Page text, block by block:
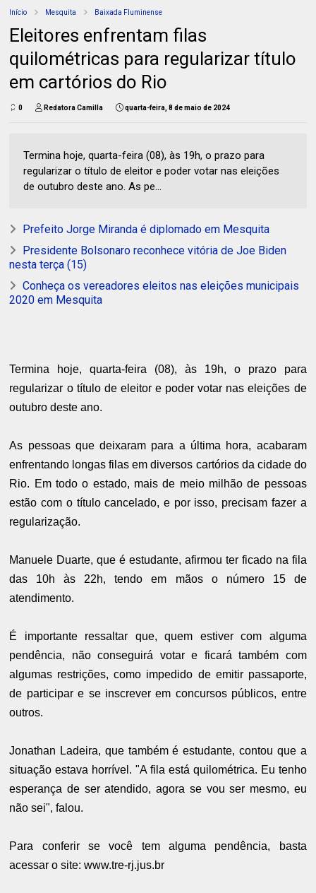
Início Mesquita Baixada Fluminense
Eleitores enfrentam filas
quilométricas para regularizar título
em cartórios do Rio
0 Redatora Camilla quarta-feira, 8 de maio de 2024
Termina hoje, quarta-feira (08), às 19h, o prazo para
regularizar o título de eleitor e poder votar nas eleições
de outubro deste ano. As pe...
Prefeito Jorge Miranda é diplomado em Mesquita
Presidente Bolsonaro reconhece vitória de Joe Biden
nesta terça (15)
Conheça os vereadores eleitos nas eleições municipais
2020 em Mesquita
Termina hoje, quarta-feira (08), às 19h, o prazo para
regularizar o título de eleitor e poder votar nas eleições de
outubro deste ano.
As pessoas que deixaram para a última hora, acabaram
enfrentando longas filas em diversos cartórios da cidade do
Rio. Em todo o estado, mais de meio milhão de pessoas
estão com o título cancelado, e por isso, precisam fazer a
regularização.
Manuele Duarte, que é estudante, afirmou ter ficado na fila
das 10h às 22h, tendo em mãos o número 15 de
atendimento.
É importante ressaltar que, quem estiver com alguma
pendência, não conseguirá votar e ficará também com
algumas restrições, como impedido de emitir passaporte,
de participar e se inscrever em concursos públicos, entre
outros.
Jonathan Ladeira, que também é estudante, contou que a
situação estava horrível. "A fila está quilométrica. Eu tenho
esperança de ser atendido, agora se vou ser mesmo, eu
não sei", falou.
Para conferir se você tem alguma pendência, basta
acessar o site: www.tre-rj.jus.br